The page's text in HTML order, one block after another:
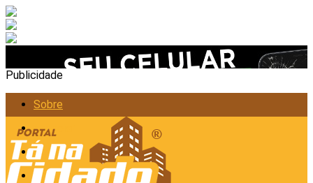
Publicidade
Sobre
Anunciar
Política de Privacidade
Contato